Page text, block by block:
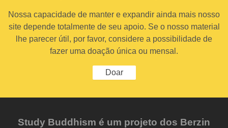
Nossa capacidade de manter e expandir ainda mais nosso
site depende totalmente de seu apoio. Se o nosso material
lhe parecer útil, por favor, considere a possibilidade de
fazer uma doação única ou mensal.
Doar
Study Buddhism é um projeto dos Berzin